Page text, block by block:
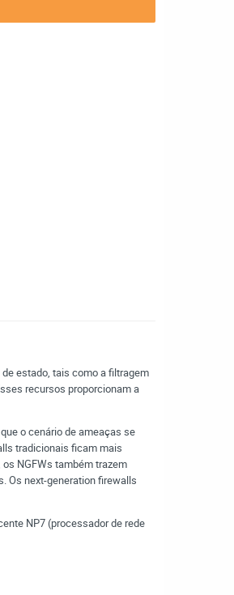
estado, tais como a filtragem
recursos proporcionam a
o cenário de ameaças se
tradicionais ficam mais
NGFWs também trazem
Os next-generation firewalls
NP7 (processador de rede